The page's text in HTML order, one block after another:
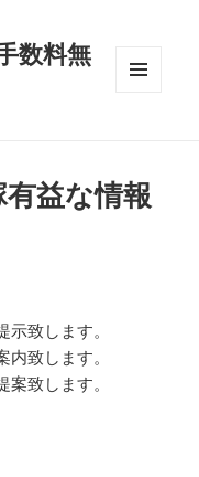
数料無
益な情報
致します。
致します。
致します。